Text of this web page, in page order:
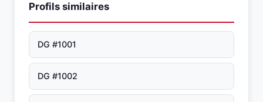
Profils similaires
DG #1001
DG #1002